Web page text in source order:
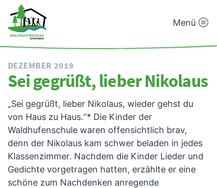
Waldhufenschule
Menü
DEZEMBER 2019
Sei gegrüßt, lieber Nikolaus
„Sei gegrüßt, lieber Nikolaus, wieder gehst du
von Haus zu Haus.“* Die Kinder der
Waldhufenschule waren offensichtlich brav,
denn der Nikolaus kam schwer beladen in jedes
Klassenzimmer. Nachdem die Kinder Lieder und
Gedichte vorgetragen hatten, erzählte er eine
schöne zum Nachdenken anregende